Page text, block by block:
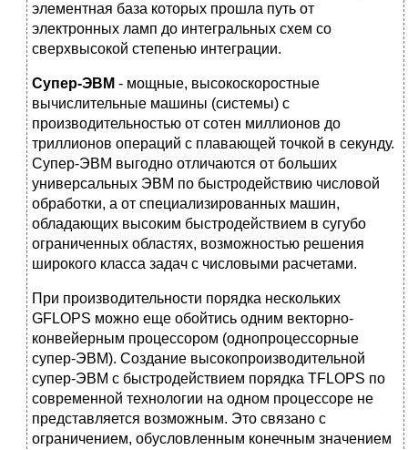
элементная база которых прошла путь от
электронных ламп до интегральных схем со
сверхвысокой степенью интеграции.
Супер-ЭВМ - мощные, высокоскоростные
вычислительные машины (системы) с
производительностью от сотен миллионов до
триллионов операций с плавающей точкой в секунду.
Супер-ЭВМ выгодно отличаются от больших
универсальных ЭВМ по быстродействию числовой
обработки, а от специализированных машин,
обладающих высоким быстродействием в сугубо
ограниченных областях, возможностью решения
широкого класса задач с числовыми расчетами.
При производительности порядка нескольких
GFLOPS можно еще обойтись одним векторно-
конвейерным процессором (однопроцессорные
супер-ЭВМ). Создание высокопроизводительной
супер-ЭВМ с быстродействием порядка TFLOPS по
современной технологии на одном процессоре не
представляется возможным. Это связано с
ограничением, обусловленным конечным значением